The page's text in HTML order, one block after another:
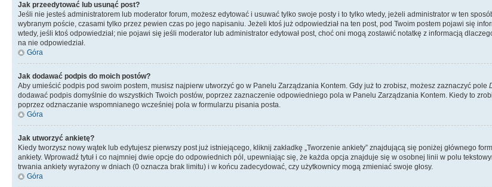
Jak przeedytować lub usunąć post?
Jeśli nie jesteś administratorem lub moderator forum, możesz edytować i usuwać tylko swoje posty i to tylko wtedy, jeżeli administrator w ten
wybranym poście, czasami tylko przez pewien czas po jego napisaniu. Jeżeli ktoś już odpowiedział na ten post, pod Twoim postem pojawi się
wtedy, jeśli ktoś odpowiedział; nie pojawi się jeśli moderator lub administrator edytował post, choć oni mogą zostawić notatkę z informacją
na nie odpowiedział.
Góra
Jak dodawać podpis do moich postów?
Aby umieścić podpis pod swoim postem, musisz najpierw utworzyć go w Panelu Zarządzania Kontem. Gdy już to zrobisz, możesz zaznaczyć pole
dodawać podpis domyślnie do wszystkich Twoich postów, poprzez zaznaczenie odpowiedniego pola w Panelu Zarządzania Kontem. Kiedy to
poprzez odznaczanie wspomnianego wcześniej pola w formularzu pisania posta.
Góra
Jak utworzyć ankietę?
Kiedy tworzysz nowy wątek lub edytujesz pierwszy post już istniejącego, kliknij zakładkę „Tworzenie ankiety” znajdującą się poniżej głównego
ankiety. Wprowadź tytuł i co najmniej dwie opcje do odpowiednich pól, upewniając się, że każda opcja znajduje się w osobnej linii w polu
trwania ankiety wyrażony w dniach (0 oznacza brak limitu) i w końcu zadecydować, czy użytkownicy mogą zmieniać swoje głosy.
Góra